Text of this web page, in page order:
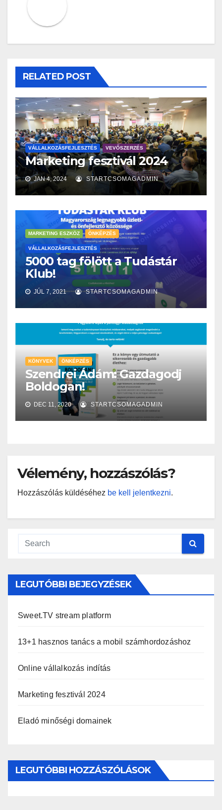
RELATED POST
VÁLLALKOZÁSFEJLESZTÉS VEVŐSZERZÉS
Marketing fesztivál 2024
JAN 4, 2024 STARTCSOMAGADMIN
MARKETING ESZKÖZ ÖNKÉPZÉS
VÁLLALKOZÁSFEJLESZTÉS
5000 tag fölött a Tudástár
Klub!
JÚL 7, 2021 STARTCSOMAGADMIN
KÖNYVEK ÖNKÉPZÉS
Szendrei Ádám: Gazdagodj
Boldogan!
DEC 11, 2020 STARTCSOMAGADMIN
Vélemény, hozzászólás?
Hozzászólás küldéséhez be kell jelentkezni.
LEGUTÓBBI BEJEGYZÉSEK
Sweet.TV stream platform
13+1 hasznos tanács a mobil számhordozáshoz
Online vállalkozás indítás
Marketing fesztivál 2024
Eladó minőségi domainek
LEGUTÓBBI HOZZÁSZÓLÁSOK